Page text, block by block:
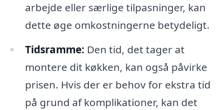
arbejde eller særlige tilpasninger, kan
dette øge omkostningerne betydeligt.
Tidsramme: Den tid, det tager at
montere dit køkken, kan også påvirke
prisen. Hvis der er behov for ekstra tid
på grund af komplikationer, kan det